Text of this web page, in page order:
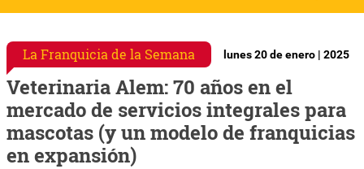
La Franquicia de la Semana lunes 20 de enero | 2025
Veterinaria Alem: 70 años en el
mercado de servicios integrales para
mascotas (y un modelo de franquicias
en expansión)